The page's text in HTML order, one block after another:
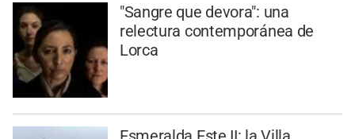
"Sangre que devora": una
relectura contemporánea de
Lorca